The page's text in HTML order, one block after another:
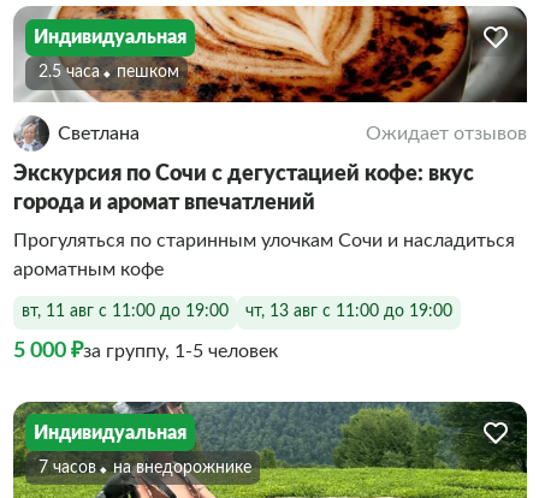
Индивидуальная
2.5 часа Пешком
Светлана Ожидает отзывов
Экскурсия по Сочи с дегустацией кофе: вкус
города и аромат впечатлений
Прогуляться по старинным улочкам Сочи и насладиться
ароматным кофе
вт, 11 авг с 11:00 до 19:00 чт, 13 авг с 11:00 до 19:00
5 000 ₽за группу, 1-5 человек
Индивидуальная
7 часов На внедорожнике